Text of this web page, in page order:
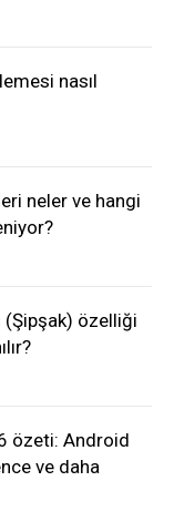
nasıl
neler ve hangi
özelliği
özeti: Android
ve daha